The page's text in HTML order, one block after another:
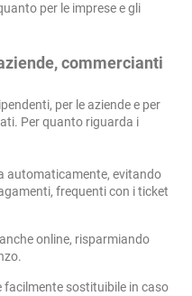
per le imprese e gli
commercianti
per le aziende e per
Per quanto riguarda i
automaticamente, evitando
frequenti con i ticket
online, risparmiando
facilmente sostituibile in caso